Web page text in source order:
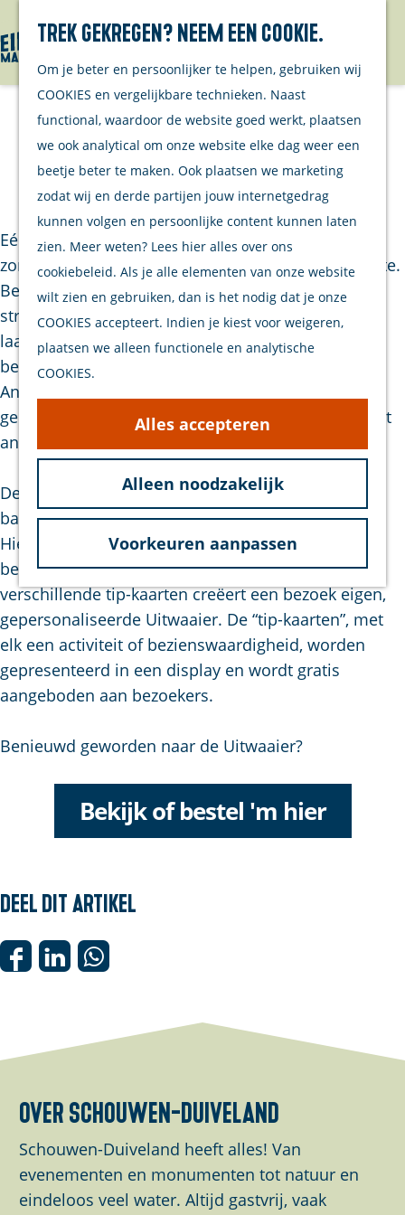
Trek gekregen? Neem een cookie.
Om je beter en persoonlijker te helpen, gebruiken wij
COOKIES en vergelijkbare technieken. Naast
functional, waardoor de website goed werkt, plaatsen
we ook analytical om onze website elke dag weer een
beetje beter te maken. Ook plaatsen we marketing
zodat wij en derde partijen jouw internetgedrag
kunnen volgen en persoonlijke content kunnen laten
zien. Meer weten? Lees hier alles over ons
cookiebeleid. Als je alle elementen van onze website
wilt zien en gebruiken, dan is het nodig dat je onze
COOKIES accepteert. Indien je kiest voor weigeren,
plaatsen we alleen functionele en analytische
COOKIES.
Alles accepteren
Alleen noodzakelijk
Voorkeuren aanpassen
e
h
o
m
e
p
a
g
e
Kanalen
Projecten
Evenement
aanmelden
Contact
Jouw Uitwaaier
| | |
Eén van de doelstellingen van Eilandmarketing is
zorgen voor spreiding van recreatie in tijd en ruimte.
Bezoekers ook laten ontdekken wat er naast het
strand nog meer te ontdekken valt. Maar hoe hoe
laat je bezoekers de volle potentie van de
bestemming Schouwen-Duiveland ontdekken?
Anders gezegd: hoe laat je ze ‘uitwaaien’ over het
gehele eiland, zodat al het moois gezien wordt? Het
antwoord: Jouw Uitwaaier.
De Uitwaaier is beschikbaar in een vloer- en
baliedsiplay en bevat verschillende tip-kaarten.
Hierop staan musea, wandelroutes,
bezienswaardigheden en meer. Met deze
verschillende tip-kaarten creëert een bezoek eigen,
gepersonaliseerde Uitwaaier. De “tip-kaarten”, met
elk een activiteit of bezienswaardigheid, worden
gepresenteerd in een display en wordt gratis
aangeboden aan bezoekers.
Benieuwd geworden naar de Uitwaaier?
Bekijk of bestel 'm hier
Deel dit artikel
D
z
e
p
a
D
z
e
p
a
D
l
z
e
p
a
over schouwen-duiveland
Schouwen-Duiveland heeft alles! Van
evenementen en monumenten tot natuur en
eindeloos veel water. Altijd gastvrij, vaak